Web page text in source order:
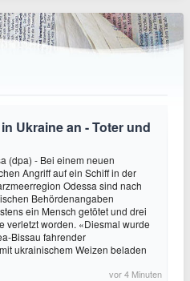
Ukraine an - Toter und
(dpa) - Bei einem neuen
Angriff auf ein Schiff in der
Odessa sind nach
Behördenangaben
ein Mensch getötet und drei
verletzt worden. «Diesmal wurde
Bissau fahrender
ukrainischem Weizen beladen
vor 4 Minuten